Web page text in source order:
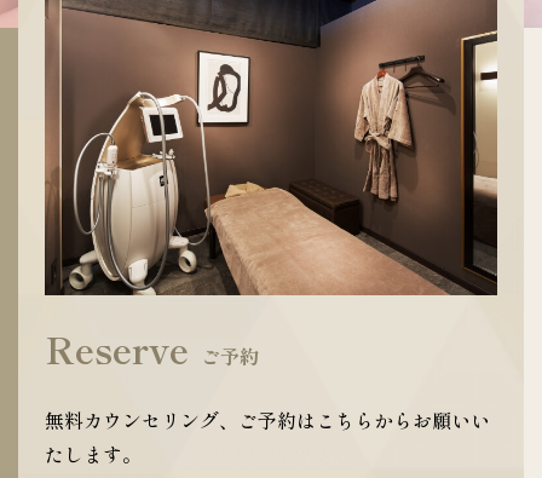
Reserve ご予約
無料カウンセリング、ご予約はこちらからお願いい
たします。